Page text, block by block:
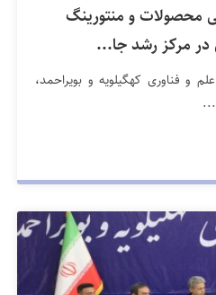
و منتورینگ
در مرکز رشد جا...
و فناوری کهگیلویه و بویراحمد،